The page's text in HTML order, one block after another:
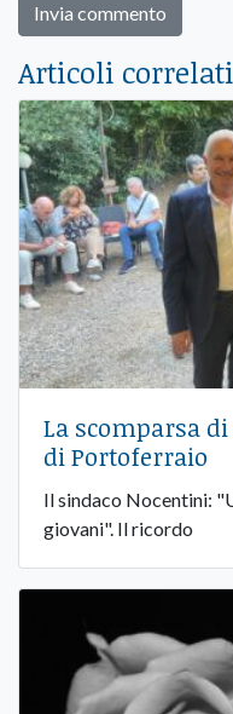
Articoli correlati
La scomparsa
di Portoferraio
Il sindaco Nocentini:
giovani". Il ricordo